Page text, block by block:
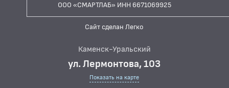
ООО «СМАРТЛАБ» ИНН 6671069925
Сайт сделан Легко
Каменск-Уральский
ул. Лермонтова, 103
Показать на карте